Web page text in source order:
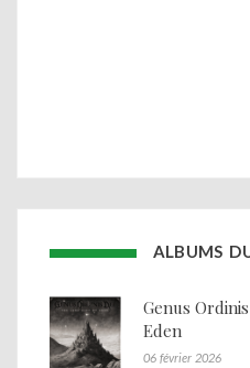
ALBUMS
Genus
Eden
06 février 2026